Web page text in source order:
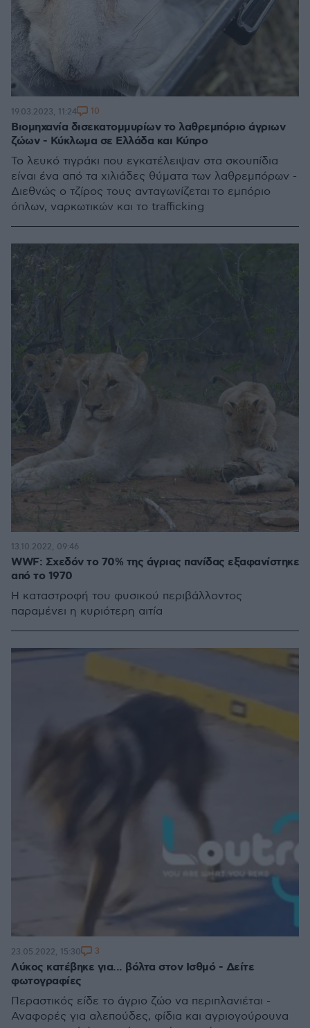
Βιομηχανία δισεκατομμυρίων το λαθρεμπόριο άγριων
ζώων - Κύκλωμα σε Ελλάδα και Κύπρο
Το λευκό τιγράκι που εγκατέλειψαν στα σκουπίδια
είναι ένα από τα χιλιάδες θύματα των λαθρεμπόρων -
Διεθνώς ο τζίρος τους ανταγωνίζεται το εμπόριο
όπλων, ναρκωτικών και το trafficking
19.03.2023, 11:24 10
WWF: Σχεδόν το 70% της άγριας πανίδας εξαφανίστηκε
από το 1970
Η καταστροφή του φυσικού περιβάλλοντος
παραμένει η κυριότερη αιτία
13.10.2022, 09:46
Λύκος κατέβηκε για... βόλτα στον Ισθμό - Δείτε
φωτογραφίες
Περαστικός είδε το άγριο ζώο να περιπλανιέται -
Αναφορές για αλεπούδες, φίδια και αγριογούρουνα
23.05.2022, 15:30 3